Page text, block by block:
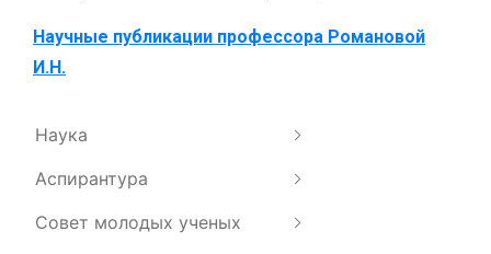
Научные публикации профессора Романовой
И.Н.
Наука
Аспирантура
Совет молодых ученых